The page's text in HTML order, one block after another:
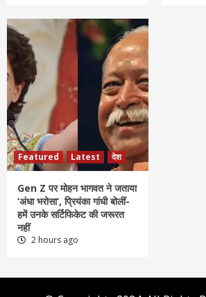
Featured Latest देश
Gen Z पर मोहन भागवत ने जताया
‘अंधा भरोसा’, प्रियंका गांधी बोलीं-
हमें उनके सर्टिफिकेट की जरूरत
नहीं
2 hours ago